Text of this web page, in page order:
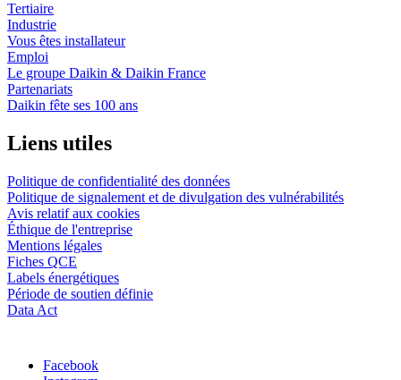
Tertiaire
Industrie
Vous êtes installateur
Emploi
Le groupe Daikin & Daikin France
Partenariats
Daikin fête ses 100 ans
Liens utiles
Politique de confidentialité des données
Politique de signalement et de divulgation des vulnérabilités
Avis relatif aux cookies
Éthique de l'entreprise
Mentions légales
Fiches QCE
Labels énergétiques
Période de soutien définie
Data Act
Facebook